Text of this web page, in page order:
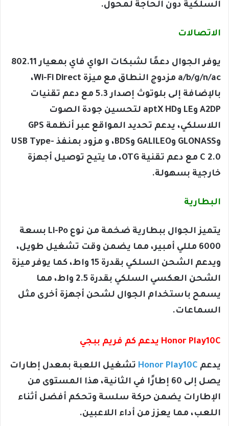
السلكية دون الحاجة لمحول.
الاتصالات
يوفر الجوال دعمًا لشبكات الواي فاي بمعيار 802.11
a/b/g/n/ac مزدوج النطاق مع ميزة Wi-Fi Direct،
بالإضافة إلى بلوتوث إصدار 5.3 مع دعم تقنيات
A2DP وLE وaptX HD لتحسين جودة الصوت
اللاسلكي، يدعم تحديد المواقع عبر أنظمة GPS
وGLONASS وGALILEO وBDS، و مزود بمنفذ USB Type-
C 2.0 مع دعم تقنية OTG، ما يتيح توصيل أجهزة
خارجية بسهولة.
البطارية
يتميز الجوال ببطارية ضخمة من نوع Li-Po بسعة
6000 مللي أمبير، مما يضمن وقت تشغيل طويل،
ويدعم الشحن السلكي بقدرة 15 واط، كما يوفر ميزة
الشحن العكسي السلكي بقدرة 2.5 واط، مما
يسمح باستخدام الجوال لشحن أجهزة أخرى مثل
السماعات.
Honor Play10C يدعم كم فريم ببجي
يدعم
تشغيل اللعبة بمعدل إطارات
يصل إلى 60 إطارًا في الثانية، هذا المستوى من
الإطارات يضمن حركة سلسة وتحكم أفضل أثناء
اللعب، مما يعزز من أداء اللاعبين.